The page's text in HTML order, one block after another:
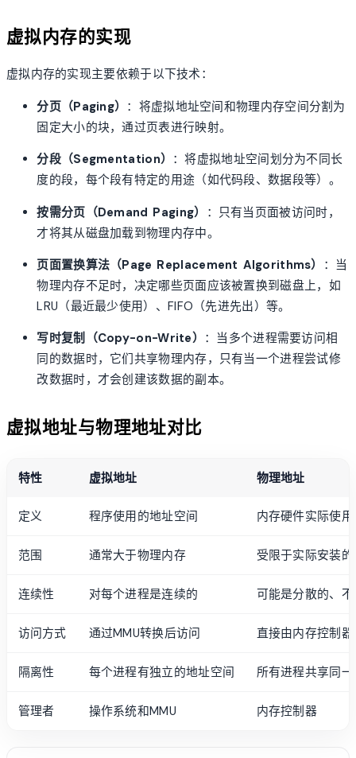
虚拟内存的实现
虚拟内存的实现主要依赖于以下技术：
分页（Paging） ：将虚拟地址空间和物理内存空间分割为
固定大小的块，通过页表进行映射。
分段（Segmentation） ：将虚拟地址空间划分为不同长
度的段，每个段有特定的用途（如代码段、数据段等）。
按需分页（Demand Paging）
：只有当页面被访问时，
才将其从磁盘加载到物理内存中。
页面置换算法（Page Replacement Algorithms）
：当
物理内存不足时，决定哪些页面应该被置换到磁盘上，如
LRU（最近最少使用）、FIFO（先进先出）等。
写时复制（Copy-on-Write） ：当多个进程需要访问相
同的数据时，它们共享物理内存，只有当一个进程尝试修
改数据时，才会创建该数据的副本。
虚拟地址与物理地址对比
特性 虚拟地址 物理地址
定义 程序使用的地址空间 内存硬件实际使
范围 通常大于物理内存 受限于实际安装的
连续性 对每个进程是连续的 可能是分散的、
访问方式 通过MMU转换后访问 直接由内存控制
隔离性 每个进程有独立的地址空间 所有进程共享同
管理者 操作系统和MMU 内存控制器